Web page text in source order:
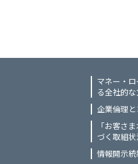
マネー・
る全社的
企業倫理
「お客さ
づく取組
情報開示